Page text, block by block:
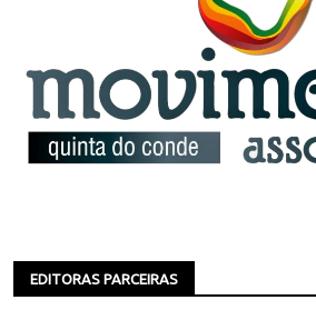
EDITORAS PARCEIRAS